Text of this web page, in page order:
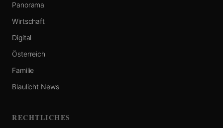
Panorama
Wirtschaft
Digital
Österreich
Familie
Blaulicht News
RECHTLICHES